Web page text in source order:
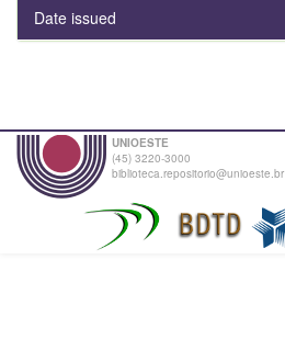
Date issued
UNIOESTE
(45) 3220-3000
biblioteca.repositorio@unioeste.br